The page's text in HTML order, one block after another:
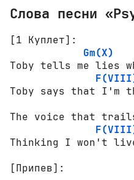
Слова песни
[1 Куплет]:
Gm(X)
Toby tells me lies
Toby says that I'm
The voice that
Thinking I won't
[Припев]: